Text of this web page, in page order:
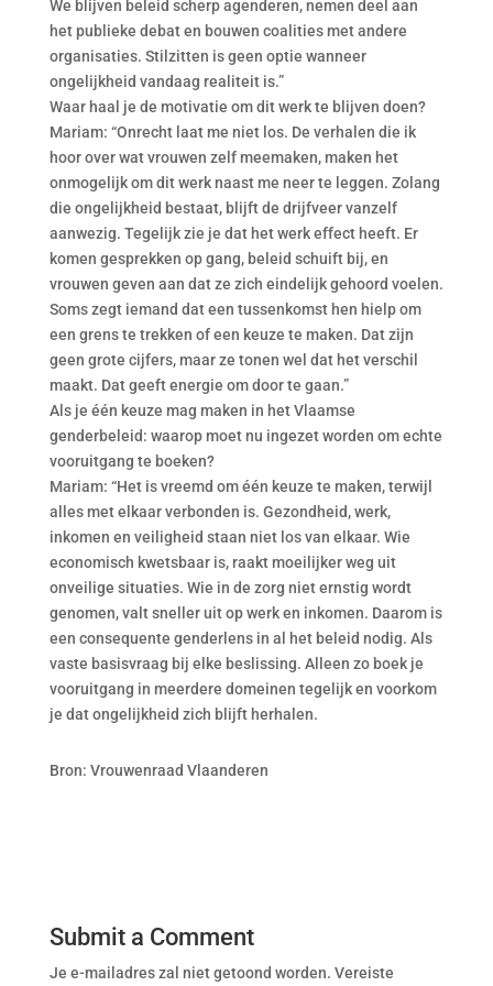
We blijven beleid scherp agenderen, nemen deel aan
het publieke debat en bouwen coalities met andere
organisaties. Stilzitten is geen optie wanneer
ongelijkheid vandaag realiteit is.”
Waar haal je de motivatie om dit werk te blijven doen?
Mariam: “Onrecht laat me niet los. De verhalen die ik
hoor over wat vrouwen zelf meemaken, maken het
onmogelijk om dit werk naast me neer te leggen. Zolang
die ongelijkheid bestaat, blijft de drijfveer vanzelf
aanwezig. Tegelijk zie je dat het werk effect heeft. Er
komen gesprekken op gang, beleid schuift bij, en
vrouwen geven aan dat ze zich eindelijk gehoord voelen.
Soms zegt iemand dat een tussenkomst hen hielp om
een grens te trekken of een keuze te maken. Dat zijn
geen grote cijfers, maar ze tonen wel dat het verschil
maakt. Dat geeft energie om door te gaan.”
Als je één keuze mag maken in het Vlaamse
genderbeleid: waarop moet nu ingezet worden om echte
vooruitgang te boeken?
Mariam: “Het is vreemd om één keuze te maken, terwijl
alles met elkaar verbonden is. Gezondheid, werk,
inkomen en veiligheid staan niet los van elkaar. Wie
economisch kwetsbaar is, raakt moeilijker weg uit
onveilige situaties. Wie in de zorg niet ernstig wordt
genomen, valt sneller uit op werk en inkomen. Daarom is
een consequente genderlens in al het beleid nodig. Als
vaste basisvraag bij elke beslissing. Alleen zo boek je
vooruitgang in meerdere domeinen tegelijk en voorkom
je dat ongelijkheid zich blijft herhalen.
Bron: Vrouwenraad Vlaanderen
Submit a Comment
Je e-mailadres zal niet getoond worden. Vereiste